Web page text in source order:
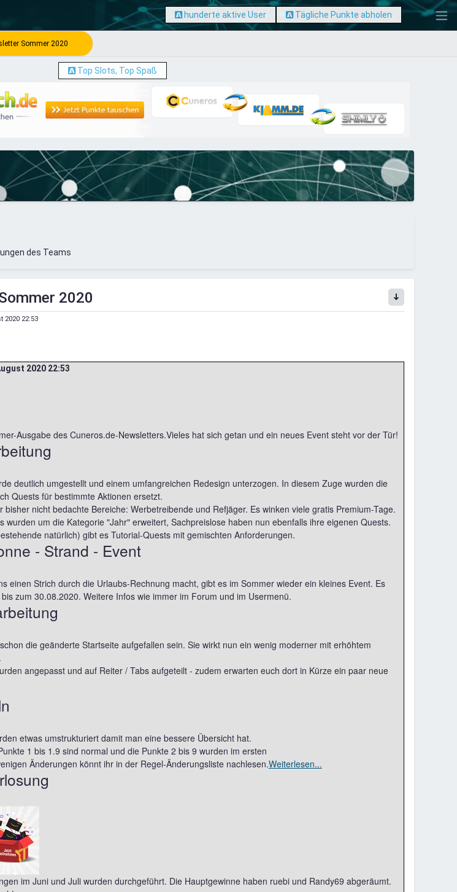
hunderte aktive User Tägliche Punkte abholen
Sommer 2020
Top Slots, Top Spaß
des Teams
2020
2020 22:53
2020 22:53
Ausgabe des Cuneros.de-Newsletters.Vieles hat sich getan und ein neues Event steht vor der Tür!
deutlich umgestellt und einem umfangreichen Redesign unterzogen. In diesem Zuge wurden die
Quests für bestimmte Aktionen ersetzt.
bisher nicht bedachte Bereiche: Werbetreibende und Refjäger. Es winken viele gratis Premium-Tage.
wurden um die Kategorie "Jahr" erweitert, Sachpreislose haben nun ebenfalls ihre eigenen Quests.
natürlich) gibt es Tutorial-Quests mit gemischten Anforderungen.
- Strand - Event
einen Strich durch die Urlaubs-Rechnung macht, gibt es im Sommer wieder ein kleines Event. Es
zum 30.08.2020. Weitere Infos wie immer im Forum und im Usermenü.
die geänderte Startseite aufgefallen sein. Sie wirkt nun ein wenig moderner mit erhöhtem
angepasst und auf Reiter / Tabs aufgeteilt - zudem erwarten euch dort in Kürze ein paar neue
etwas umstrukturiert damit man eine bessere Übersicht hat.
1 bis 1.9 sind normal und die Punkte 2 bis 9 wurden im ersten
Änderungen könnt ihr in der Regel-Änderungsliste nachlesen.Weiterlesen...
im Juni und Juli wurden durchgeführt. Die Hauptgewinne haben ruebi und Randy69 abgeräumt.